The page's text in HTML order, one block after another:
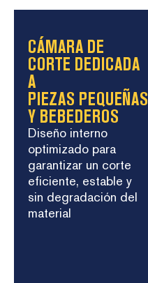
CÁMARA DE
CORTE DEDICADA
A
PIEZAS PEQUEÑAS
Y BEBEDEROS
Diseño interno
optimizado para
garantizar un corte
eficiente, estable y
sin degradación del
material